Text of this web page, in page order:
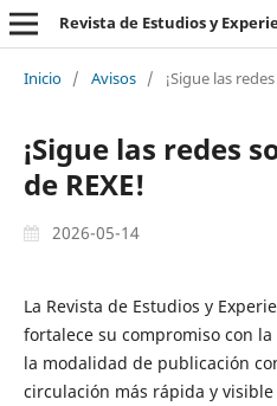
Revista de Estudios y
Inicio / Avisos / ¡Sigue las
¡Sigue las redes
de REXE!
2026-05-14
La Revista de Estudios y
fortalece su compromiso con
la modalidad de publicación
circulación más rápida y